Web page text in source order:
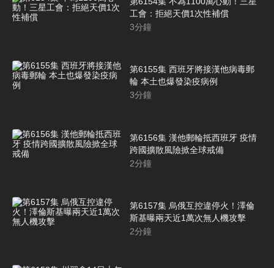
工會：拒絕天價1次性補償
3分鐘
第6155集 西班牙將接漢他病毒郵
輪 本土也爆發染疫病例
3分鐘
第6156集 漢他郵輪抵西班牙 疫情
跨國擴散風險掀全球戒備
2分鐘
第6157集 烏俄互控違停火！澤倫
斯基曝兩天近1萬次無人機攻擊
2分鐘